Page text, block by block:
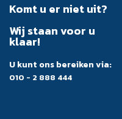
Komt u er niet uit?
Wij staan voor u
klaar!
U kunt ons bereiken via:
010 - 2 888 444